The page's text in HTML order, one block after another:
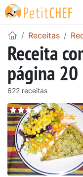
Receitas
Receita
página 20
622 receitas